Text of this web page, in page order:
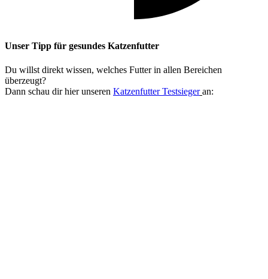
Unser Tipp für gesundes Katzenfutter
Du willst direkt wissen, welches Futter in allen Bereichen
überzeugt?
Dann schau dir hier unseren Katzenfutter Testsieger an: